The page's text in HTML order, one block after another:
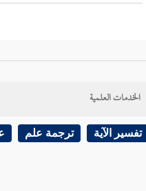
الخدمات العلمية
تفسير الآية ترجمة علم